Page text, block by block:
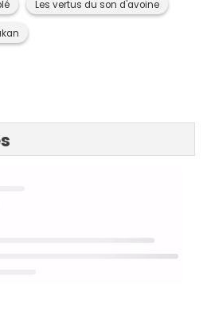
Les vertus du son d'avoine